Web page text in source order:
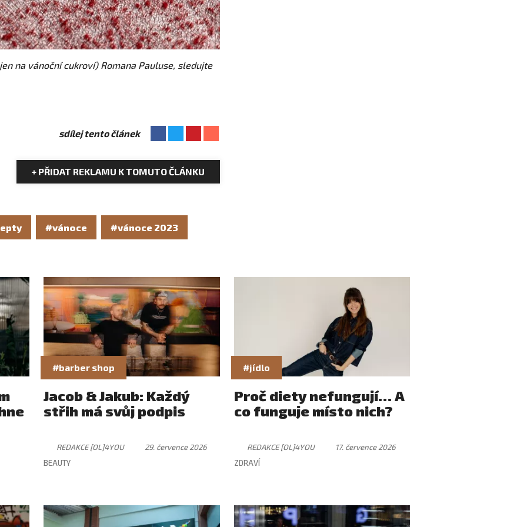
na vánoční cukroví) Romana Pauluse, sledujte
sdílej tento článek
+ PŘIDAT REKLAMU K TOMUTO ČLÁNKU
#vánoce #vánoce 2023
#barber shop
Jacob & Jakub: Každý
střih má svůj podpis
REDAKCE [OL]4YOU
29. července 2026
BEAUTY
#jídlo
Proč diety nefungují… A
co funguje místo nich?
REDAKCE [OL]4YOU
17. července 2026
ZDRAVÍ